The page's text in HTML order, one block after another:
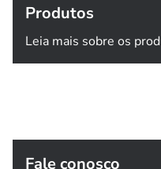
Produtos
Leia mais sobre os
Fale conosco